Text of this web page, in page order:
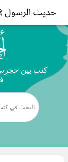
حديث
كنت بين